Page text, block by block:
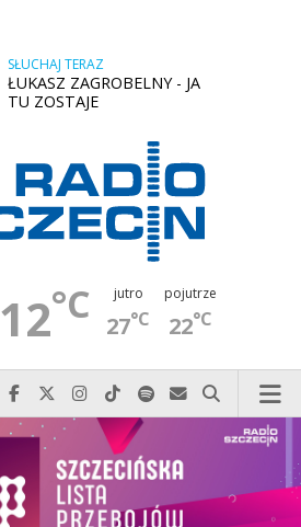
SŁUCHAJ TERAZ
ŁUKASZ ZAGROBELNY - JA
TU ZOSTAJE
12°C jutro
27°C
pojutrze
22°C
Najlepiej po prostu do nas zadzwoń
Odwiedź nas na Facebook-u
Odwiedź nas na X
Odwiedź nas na Instagram-ie
Odwiedź nas na TikTok-u
Szukaj nas na Spotify
Wyślij do nas
Szukaj